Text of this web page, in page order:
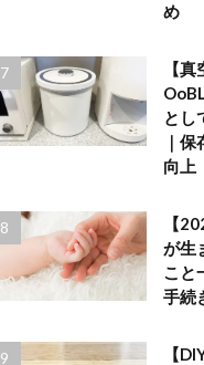
め
【
とし
｜
向上
【
が生
こと
手続
【